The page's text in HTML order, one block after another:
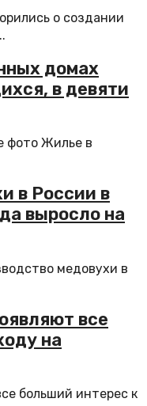
о создании
домах
в девяти
фото Жилье в
в России в
выросло на
медовухи в
все
на
больший интерес к